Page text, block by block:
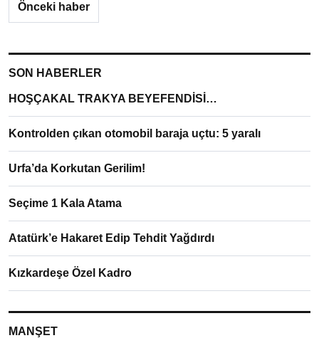
Önceki haber
SON HABERLER
HOŞÇAKAL TRAKYA BEYEFENDİSİ…
Kontrolden çıkan otomobil baraja uçtu: 5 yaralı
Urfa’da Korkutan Gerilim!
Seçime 1 Kala Atama
Atatürk’e Hakaret Edip Tehdit Yağdırdı
Kızkardeşe Özel Kadro
MANŞET